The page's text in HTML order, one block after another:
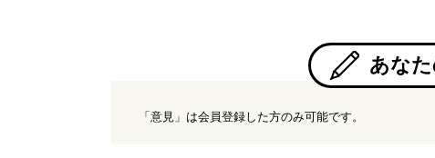
あなた
「意見」は会員登録した方のみ可能です。